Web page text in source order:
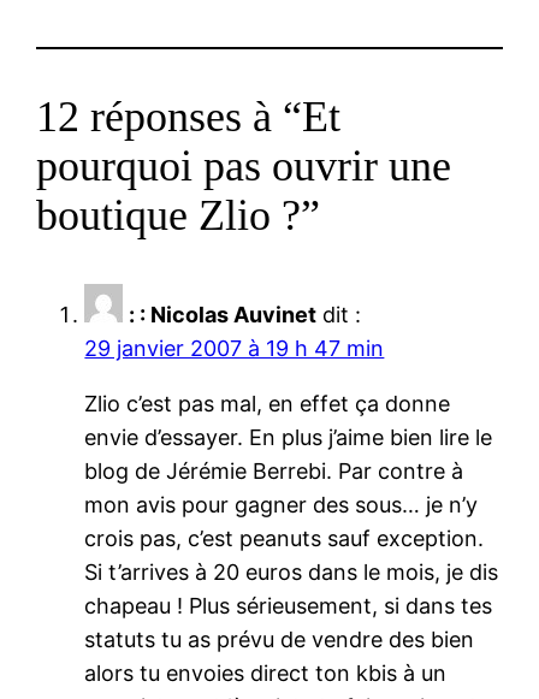
12 réponses à “Et
pourquoi pas ouvrir une
boutique Zlio ?”
: : Nicolas Auvinet dit :
29 janvier 2007 à 19 h 47 min
Zlio c’est pas mal, en effet ça donne
envie d’essayer. En plus j’aime bien lire le
blog de Jérémie Berrebi. Par contre à
mon avis pour gagner des sous… je n’y
crois pas, c’est peanuts sauf exception.
Si t’arrives à 20 euros dans le mois, je dis
chapeau ! Plus sérieusement, si dans tes
statuts tu as prévu de vendre des bien
alors tu envoies direct ton kbis à un